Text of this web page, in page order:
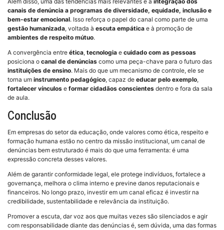
canais de denúncia a programas de diversidade, equidade, inclusão e
bem-estar emocional. Isso reforça o papel do canal como parte de uma
gestão humanizada, voltada à escuta empática e à promoção de
ambientes de respeito mútuo.
A convergência entre ética, tecnologia e cuidado com as pessoas
posiciona o canal de denúncias como uma peça-chave para o futuro das
instituições de ensino. Mais do que um mecanismo de controle, ele se
torna um instrumento pedagógico, capaz de educar pelo exemplo,
fortalecer vínculos e formar cidadãos conscientes dentro e fora da sala
de aula.
Conclusão
Em empresas do setor da educação, onde valores como ética, respeito e
formação humana estão no centro da missão institucional, um canal de
denúncias bem estruturado é mais do que uma ferramenta: é uma
expressão concreta desses valores.
Além de garantir conformidade legal, ele protege indivíduos, fortalece a
governança, melhora o clima interno e previne danos reputacionais e
financeiros. No longo prazo, investir em um canal eficaz é investir na
credibilidade, sustentabilidade e relevância da instituição.
Promover a escuta, dar voz aos que muitas vezes são silenciados e agir
com responsabilidade diante das denúncias é, sem dúvida, uma das formas